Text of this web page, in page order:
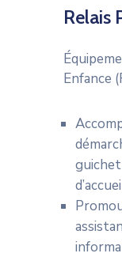
Relais
Enfance